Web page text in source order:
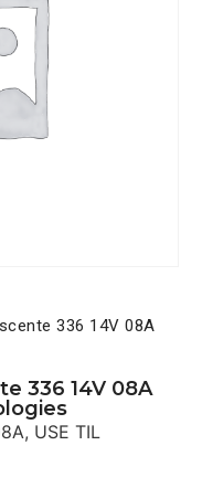
336 14V 08A
336 14V 08A
USE TIL